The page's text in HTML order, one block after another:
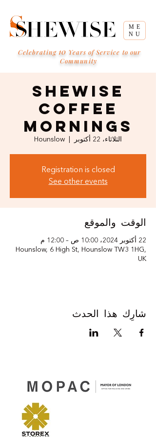
ME
NU
Celebrating 10 Years of Service to our
Community
SHEWISE
Coffee
Mornings
الثلاثاء، 22 أكتوبر Hounslow
Registration is closed
See other events
الوقت والموقع
22 أكتوبر 2024، 10:00 ص – 12:00 م
Hounslow, 6 High St, Hounslow TW3 1HG,
UK
شارِك هذا الحدث